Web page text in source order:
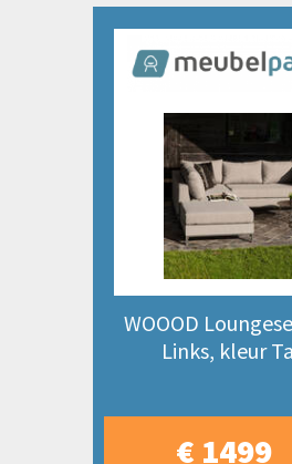
WOOOD
Links, kleur
€ 1499